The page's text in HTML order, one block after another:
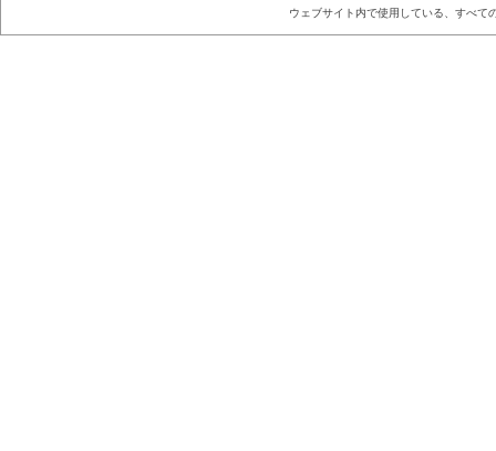
ウェブサイト内で使用している、すべて